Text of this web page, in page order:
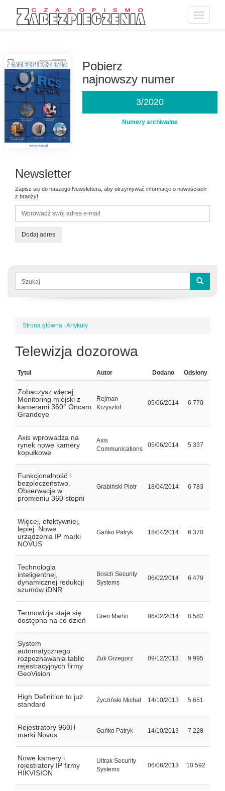
Toggle
Pobierz
najnowszy numer
3/2020
Numery archiwalne
Newsletter
Zapisz się do naszego Newslettera, aby otrzymywać informacje o nowościach
z branży!
Dodaj adres
Formularz
wyszukiwania
Jesteś
Strona główna /Artykuły
Telewizja dozorowa
Tytuł Autor Dodano Odsłony
Zobaczysz więcej.
Monitoring miejski z
kamerami 360° Oncam
Grandeye
Rejman
Krzysztof
05/06/2014 6 770
Axis wprowadza na
rynek nowe kamery
kopułkowe
Axis
Communications
05/06/2014 5 337
Funkcjonalność i
bezpieczeństwo.
Obserwacja w
promieniu 360 stopni
Grabiński Piotr 18/04/2014 6 783
Więcej, efektywniej,
lepiej. Nowe
urządzenia IP marki
NOVUS
Gańko Patryk 18/04/2014 6 370
Technologia
inteligentnej,
dynamicznej redukcji
szumów iDNR
Bosch Security
Systems
06/02/2014 6 479
Termowizja staje się
dostępna na co dzień
Gren Martin 06/02/2014 8 582
System
automatycznego
rozpoznawania tablic
rejestracyjnych firmy
GeoVision
Żuk Grzegorz 09/12/2013 9 995
High Definition to już
standard
Życziński Michał 14/10/2013 5 651
Rejestratory 960H
marki Novus
Gańko Patryk 14/10/2013 7 228
Nowe kamery i
rejestratory IP firmy
HIKVISION
Ultrak Security
Systems
06/06/2013 10 592